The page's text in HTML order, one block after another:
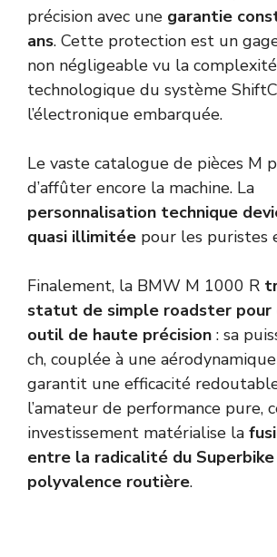
précision avec une garantie
ans. Cette protection est un
non négligeable vu la complexité
technologique du système
l’électronique embarquée.
Le vaste catalogue de pièces M
d’affûter encore la machine. La
personnalisation technique
quasi illimitée pour les puristes
Finalement, la BMW M 1000 R
statut de simple roadster pour
outil de haute précision : sa
ch, couplée à une
garantit une efficacité
l’amateur de performance pure,
investissement matérialise la
entre la radicalité du
polyvalence routière.